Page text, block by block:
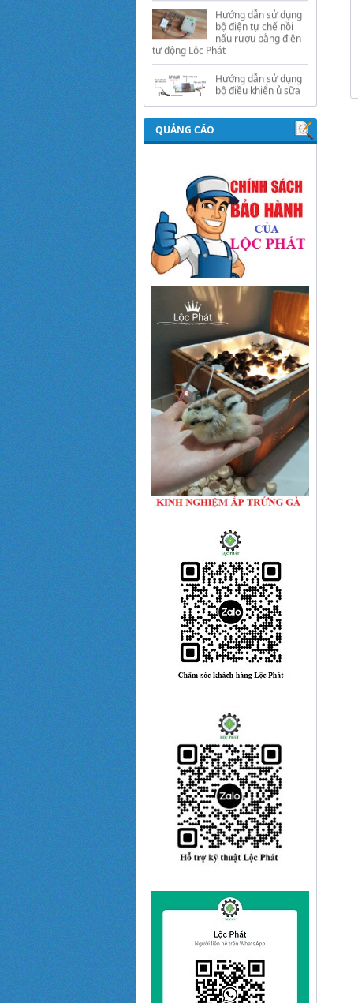
tự động Lộc Phát
Hướng dẫn sử dụng
bộ điều khiển ủ sữa
Lộc Phát
Hướng dẫn sử dụng
gold, nhiệt độ và ánh
Phát
QUẢNG CÁO